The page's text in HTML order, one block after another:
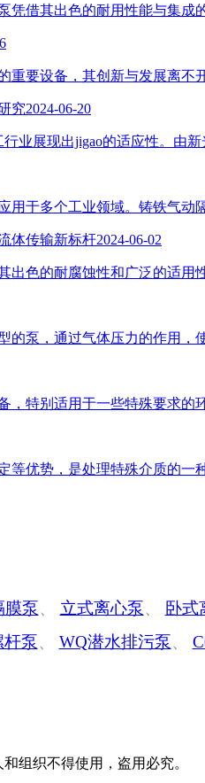
凭借其出色的耐用性能与集
重要设备，其创新与发展离
究2024-06-20
业展现出jigao的适应性。由
于多个工业领域。铸铁气动
体传输新标杆2024-06-02
出色的耐腐蚀性和广泛的适
的泵，通过气体压力的作用
，特别适用于一些特殊要求
等优势，是处理特殊介质的
膜泵、 立式离心泵、 卧式
杆泵、 WQ潜水排污泵、
组织不得使用，盗用必究。